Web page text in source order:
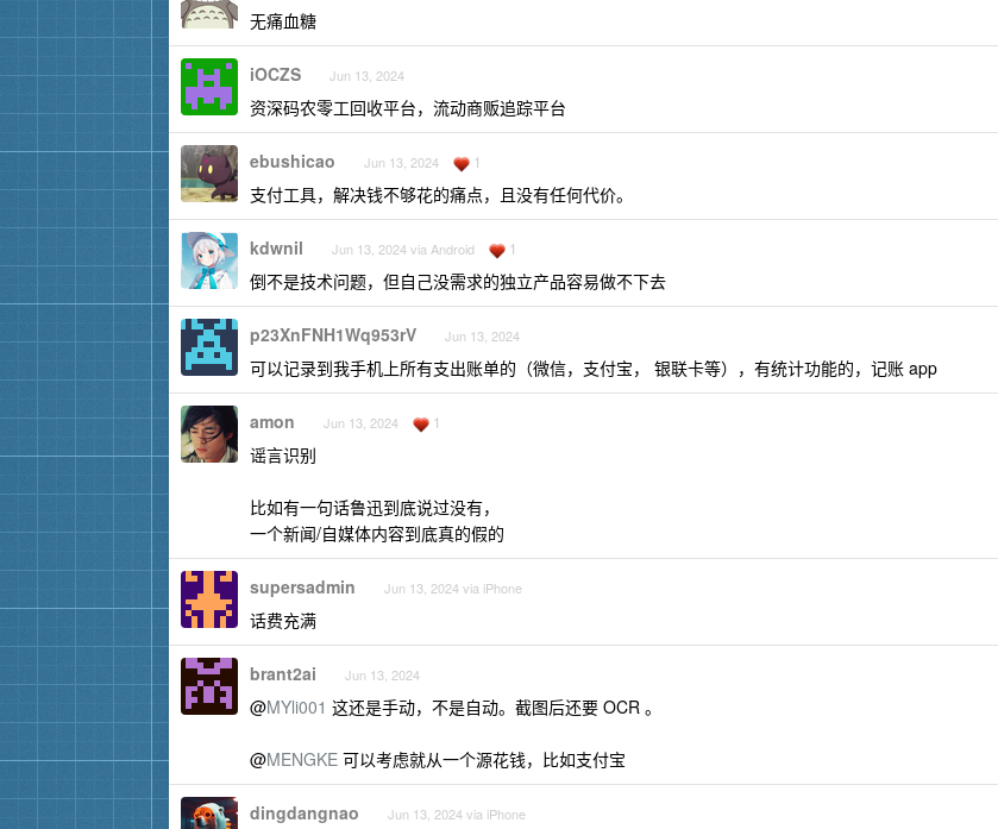
无痛血糖
iOCZS Jun 13, 2024
资深码农零工回收平台，流动商贩追踪平台
ebushicao Jun 13, 2024 1
支付工具，解决钱不够花的痛点，且没有任何代价。
kdwnil Jun 13, 2024 via Android 1
倒不是技术问题，但自己没需求的独立产品容易做不下去
p23XnFNH1Wq953rV Jun 13, 2024
可以记录到我手机上所有支出账单的（微信，支付宝， 银联卡等），有统计功能的，记账 app
amon Jun 13, 2024 1
谣言识别
比如有一句话鲁迅到底说过没有，
一个新闻/自媒体内容到底真的假的
supersadmin Jun 13, 2024 via iPhone
话费充满
brant2ai Jun 13, 2024
@MYli001 这还是手动，不是自动。截图后还要 OCR 。
@MENGKE 可以考虑就从一个源花钱，比如支付宝
dingdangnao Jun 13, 2024 via iPhone